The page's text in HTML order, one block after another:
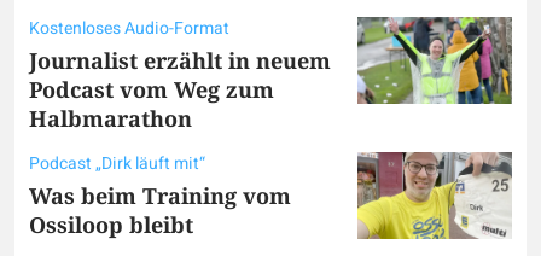
Kostenloses Audio-Format
Journalist erzählt in neuem
Podcast vom Weg zum
Halbmarathon
Podcast „Dirk läuft mit“
Was beim Training vom
Ossiloop bleibt